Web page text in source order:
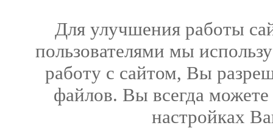
Для улучшения работы
пользователями мы
работу с сайтом, Вы
файлов. Вы всегда
настройках